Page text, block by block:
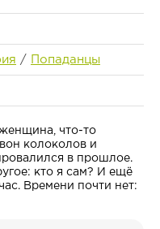
/ Попаданцы
что-то
колоколов и
в прошлое.
кто я сам? И ещё
Времени почти нет: